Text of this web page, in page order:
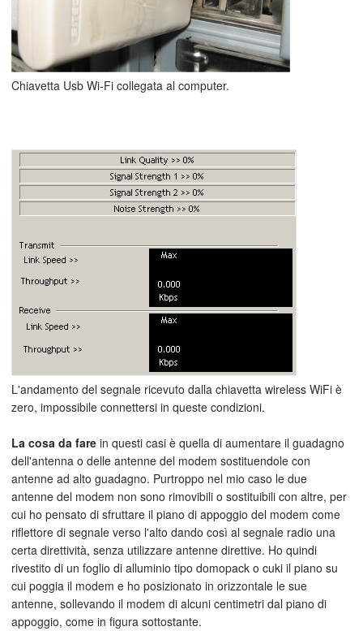
Chiavetta Usb Wi-Fi collegata al computer.
L'andamento del segnale ricevuto dalla chiavetta wireless WiFi è
zero, impossibile connettersi in queste condizioni.
La cosa da fare in questi casi è quella di aumentare il guadagno
dell'antenna o delle antenne del modem sostituendole con
antenne ad alto guadagno. Purtroppo nel mio caso le due
antenne del modem non sono rimovibili o sostituibili con altre, per
cui ho pensato di sfruttare il piano di appoggio del modem come
riflettore di segnale verso l'alto dando così al segnale radio una
certa direttività, senza utilizzare antenne direttive. Ho quindi
rivestito di un foglio di alluminio tipo domopack o cuki il piano su
cui poggia il modem e ho posizionato in orizzontale le sue
antenne, sollevando il modem di alcuni centimetri dal piano di
appoggio, come in figura sottostante.